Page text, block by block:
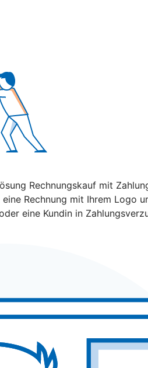
Rechnungskauf mit
Rechnung mit Ihrem
eine Kundin in